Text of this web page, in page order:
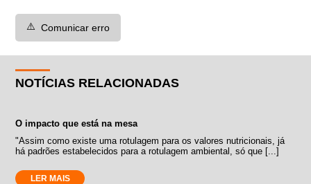
⚠️ Comunicar erro
NOTÍCIAS RELACIONADAS
O impacto que está na mesa
"Assim como existe uma rotulagem para os valores nutricionais, já
há padrões estabelecidos para a rotulagem ambiental, só que [...]
LER MAIS